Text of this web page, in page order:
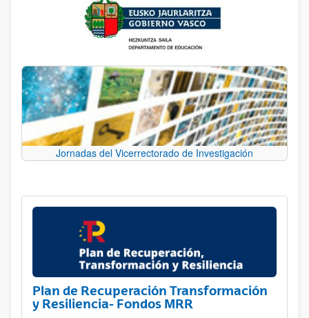
Jornadas del Vicerrectorado de Investigación
Plan de Recuperación Transformación
y Resiliencia- Fondos MRR